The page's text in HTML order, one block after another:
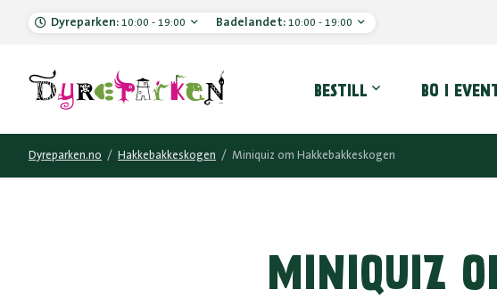
Dyreparken: 10:00 - 19:00 Badelandet: 10:00 - 19:00
BESTILL BO I
Dyreparken.no / Hakkebakkeskogen / Miniquiz om Hakkebakkeskogen
MINIQUIZ